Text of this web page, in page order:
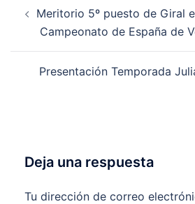
de
entradas
Meritorio 5º puesto de Giral
Campeonato de España de
Presentación Temporada
Deja una respuesta
Tu dirección de correo